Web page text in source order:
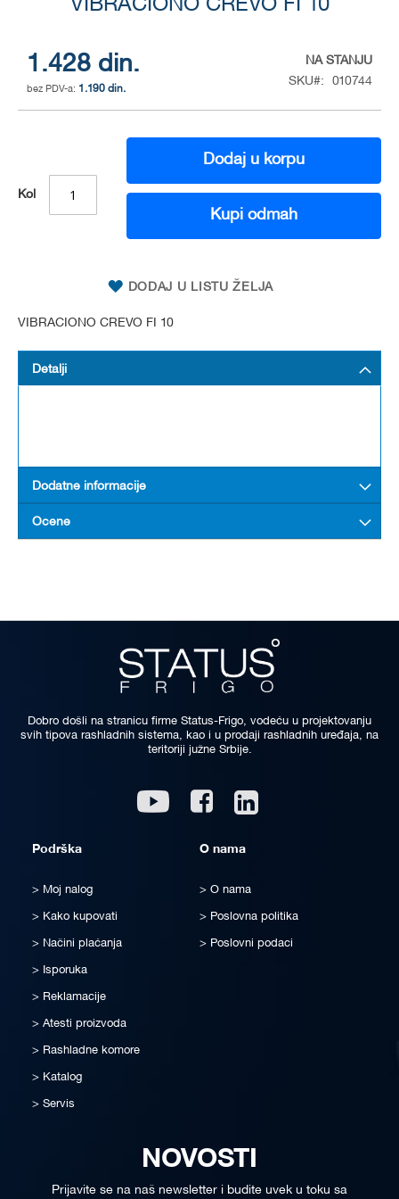
VIBRACIONO CREVO FI 10
1.428 din.
1.190 din.
NA STANJU
SKU
010744
Kol
Dodaj u korpu
Kupi odmah
DODAJ U LISTU ŽELJA
VIBRACIONO CREVO FI 10
of
the
images
gallery
Detalji
Dodatne informacije
Ocene
Dobro došli na stranicu firme Status-Frigo, vodeću u projektovanju
svih tipova rashladnih sistema, kao i u prodaji rashladnih uređaja, na
teritoriji južne Srbije.
Youtube Facebook
Podrška
Moj nalog
Kako kupovati
Načini plaćanja
Isporuka
Reklamacije
Atesti proizvoda
Rashladne komore
Katalog
Servis
O nama
O nama
Poslovna politika
Poslovni podaci
NOVOSTI
Prijavite se na naš newsletter i budite uvek u toku sa